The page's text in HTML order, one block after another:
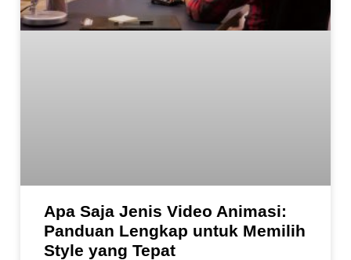
Apa Saja Jenis Video Animasi:
Panduan Lengkap untuk Memilih
Style yang Tepat